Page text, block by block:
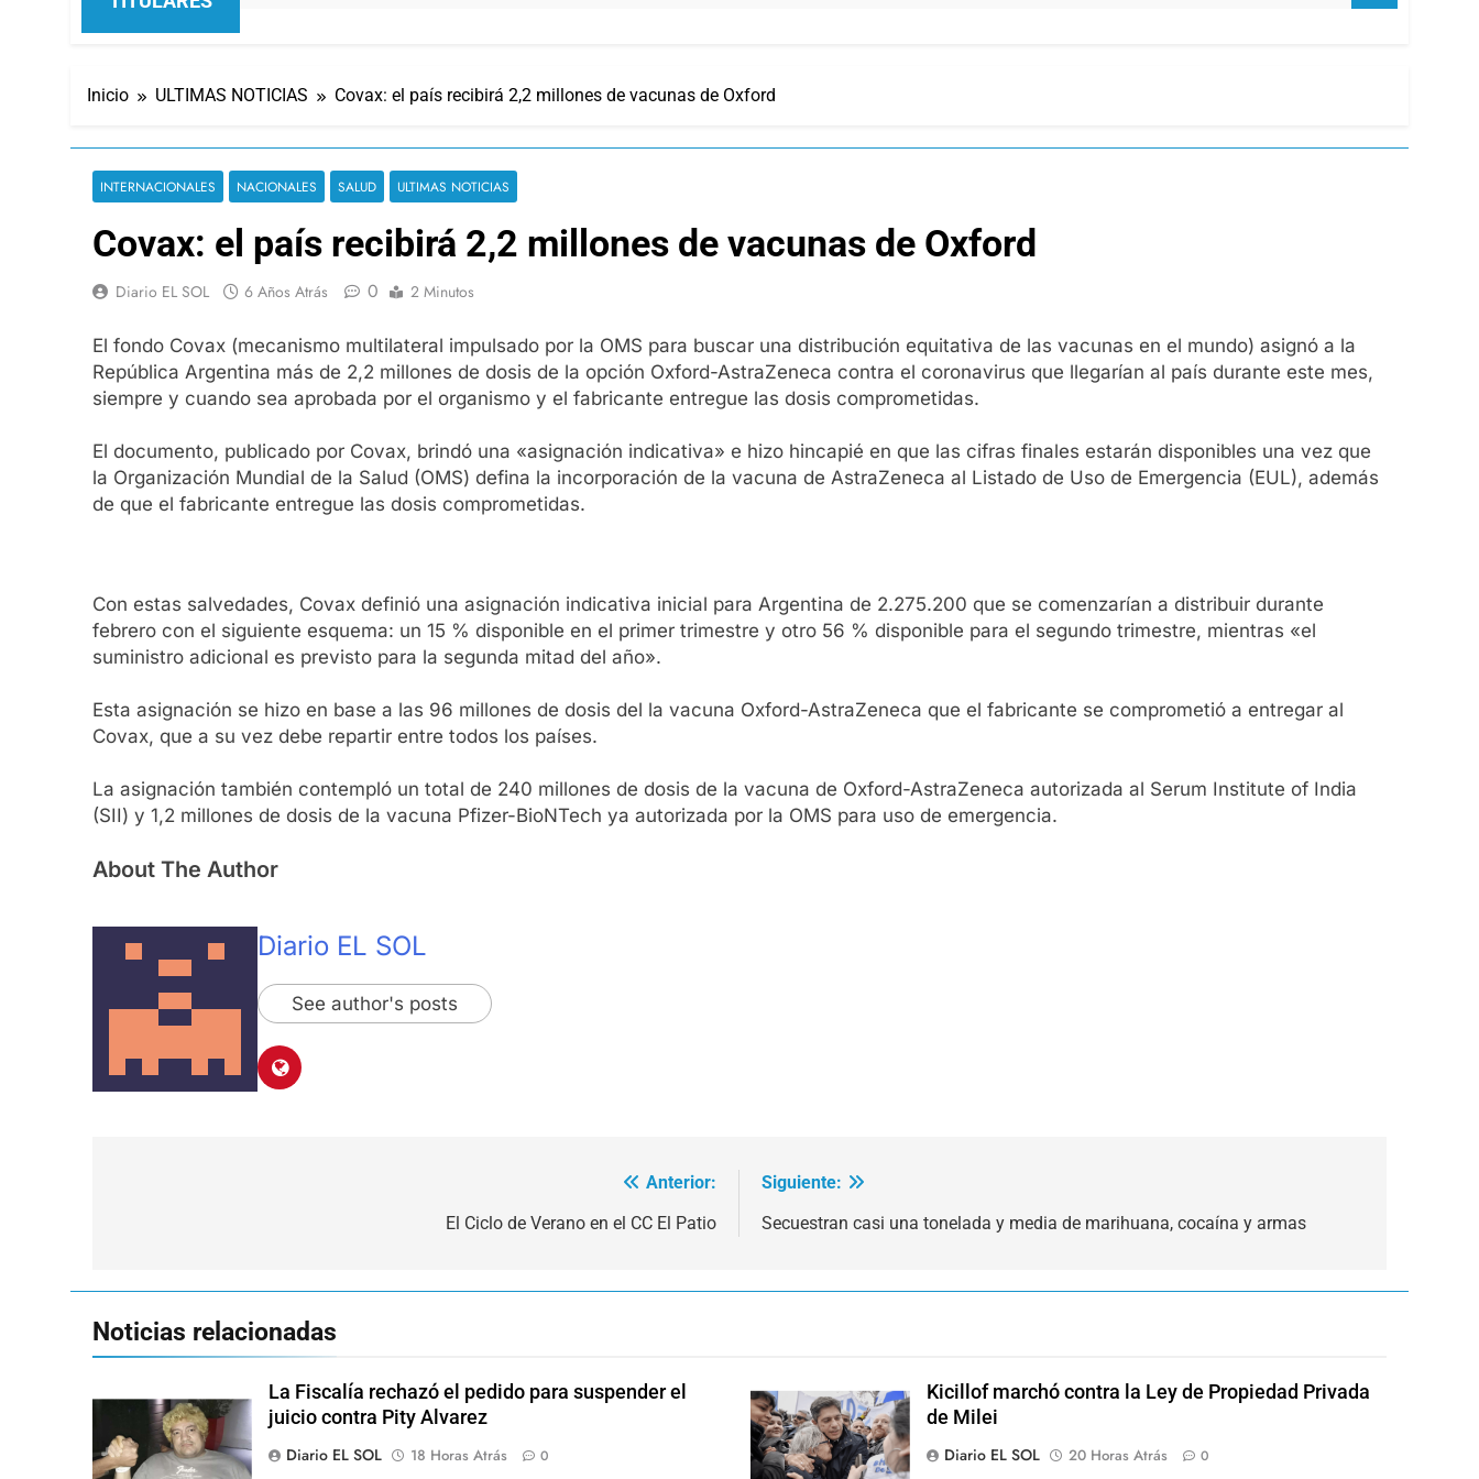
Inicio ULTIMAS NOTICIAS Covax: el país recibirá 2,2 millones de vacunas de Oxford
INTERNACIONALES NACIONALES SALUD ULTIMAS NOTICIAS
Covax: el país recibirá 2,2 millones de vacunas de Oxford
Diario EL SOL 6 Años Atrás 0 2 Minutos
El fondo Covax (mecanismo multilateral impulsado por la OMS para buscar una distribución equitativa de las vacunas en el mundo) asignó a la
República Argentina más de 2,2 millones de dosis de la opción Oxford-AstraZeneca contra el coronavirus que llegarían al país durante este mes,
siempre y cuando sea aprobada por el organismo y el fabricante entregue las dosis comprometidas.
El documento, publicado por Covax, brindó una «asignación indicativa» e hizo hincapié en que las cifras finales estarán disponibles una vez que
la Organización Mundial de la Salud (OMS) defina la incorporación de la vacuna de AstraZeneca al Listado de Uso de Emergencia (EUL), además
de que el fabricante entregue las dosis comprometidas.
Con estas salvedades, Covax definió una asignación indicativa inicial para Argentina de 2.275.200 que se comenzarían a distribuir durante
febrero con el siguiente esquema: un 15 % disponible en el primer trimestre y otro 56 % disponible para el segundo trimestre, mientras «el
suministro adicional es previsto para la segunda mitad del año».
Esta asignación se hizo en base a las 96 millones de dosis del la vacuna Oxford-AstraZeneca que el fabricante se comprometió a entregar al
Covax, que a su vez debe repartir entre todos los países.
La asignación también contempló un total de 240 millones de dosis de la vacuna de Oxford-AstraZeneca autorizada al Serum Institute of India
(SII) y 1,2 millones de dosis de la vacuna Pfizer-BioNTech ya autorizada por la OMS para uso de emergencia.
About The Author
Diario EL SOL
See author's posts
Anterior:
El Ciclo de Verano en el CC El Patio
Siguiente:
Secuestran casi una tonelada y media de marihuana, cocaína y armas
Noticias relacionadas
La Fiscalía rechazó el pedido para suspender el
juicio contra Pity Alvarez
Diario EL SOL
18 Horas Atrás 0
Kicillof marchó contra la Ley de Propiedad Privada
de Milei
Diario EL SOL
20 Horas Atrás 0